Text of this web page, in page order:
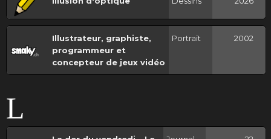
Illustrateur, graphiste,
programmeur et
concepteur de jeux vidéo
Portrait 2002
L